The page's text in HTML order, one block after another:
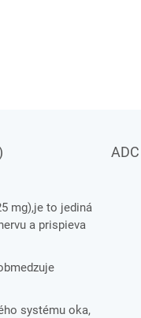
ADC
mg),je to jediná
a prispieva
systému oka,